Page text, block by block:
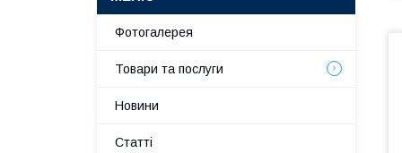
Фотогалерея
Товари та послуги
Новини
Статті